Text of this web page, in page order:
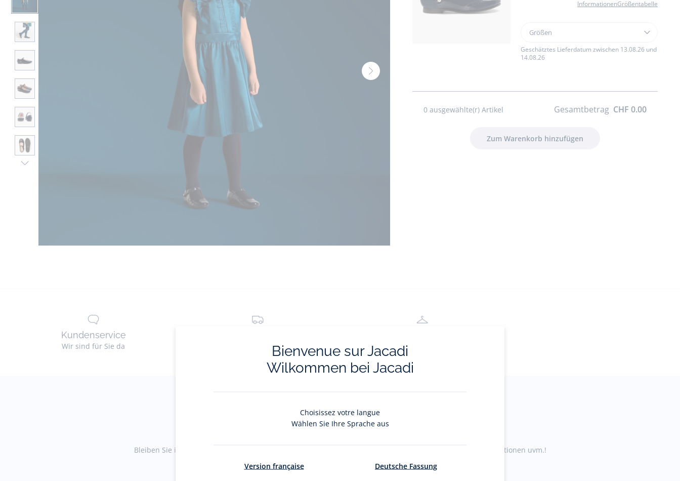
Nächste
Nächste
Informationen Größentabelle
Größen
Riemchenschuhe
aus
Lackleder
Größen
Geschätztes Lieferdatum zwischen 13.08.26 und
14.08.26
0 ausgewählte(r) Artikel Gesamtbetrag CHF 0.00
Kundenservice
Wir sind für Sie da Kostenlos ins Geschäft Vom Onlineshop ins Geschäft
Der Newsletter
Bleiben Sie immer auf dem Laufenden über Jacadi-Neuheiten: Private Sales, exklusive Angebote, neue Kollektionen uvm.!
Bienvenue sur Jacadi
Wilkommen bei Jacadi
Choisissez votre langue
Wählen Sie Ihre Sprache aus
Version française Deutsche Fassung